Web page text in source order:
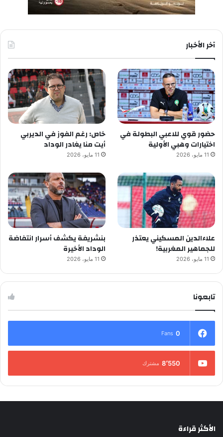
آخر الأخبار
حضور قوي للاعبي البطولة في
اختيارات وهبي الأولية
11 مايو، 2026
خاص: رغم الفوز في الديربي
أيت منا يغادر الوداد
11 مايو، 2026
علاءالدين المسكيني يعتذر
للجماهير المغربية!
11 مايو، 2026
بنشريفة يكشف أسرار انتفاضة
الوداد الأخيرة
11 مايو، 2026
تابعونا
0
Fans
8٬550 مشترك
الأكثر قراءة